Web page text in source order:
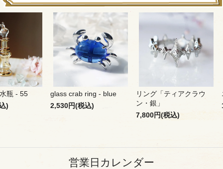
瓶 - 55
)
glass crab ring - blue
2,530円(税込)
リング「ティアクラウ
ン・銀」
7,800円(税込)
営業日カレンダー